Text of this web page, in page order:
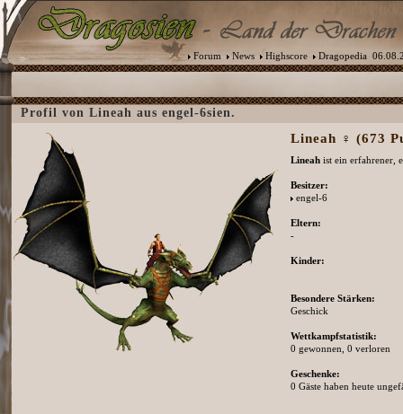
Forum News Highscore Dragopedia
Profil von Lineah aus engel-6sien.
Lineah ♀ (673
Lineah ist ein erfahrener,
Besitzer:
engel-6
Eltern:
-
Kinder:
Besondere Stärken:
Geschick
Wettkampfstatistik:
0 gewonnen, 0 verloren
Geschenke:
0 Gäste haben heute